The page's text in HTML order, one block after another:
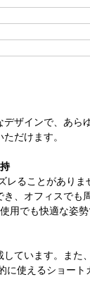
ザインで、あら
だけます。
ることがありま
、オフィスでも
用でも快適な姿勢
ています。また
使えるショート